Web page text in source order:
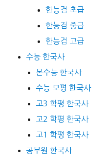
한능검 초급
한능검 중급
한능검 고급
수능 한국사
본수능 한국사
수능 모평 한국사
고3 학평 한국사
고2 학평 한국사
고1 학평 한국사
공무원 한국사